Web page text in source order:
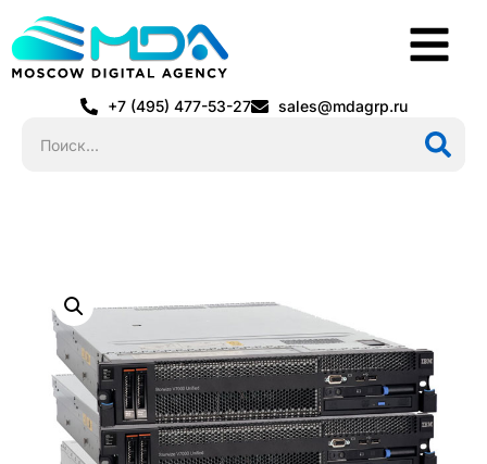
+7 (495) 477-53-27 sales@mdagrp.ru